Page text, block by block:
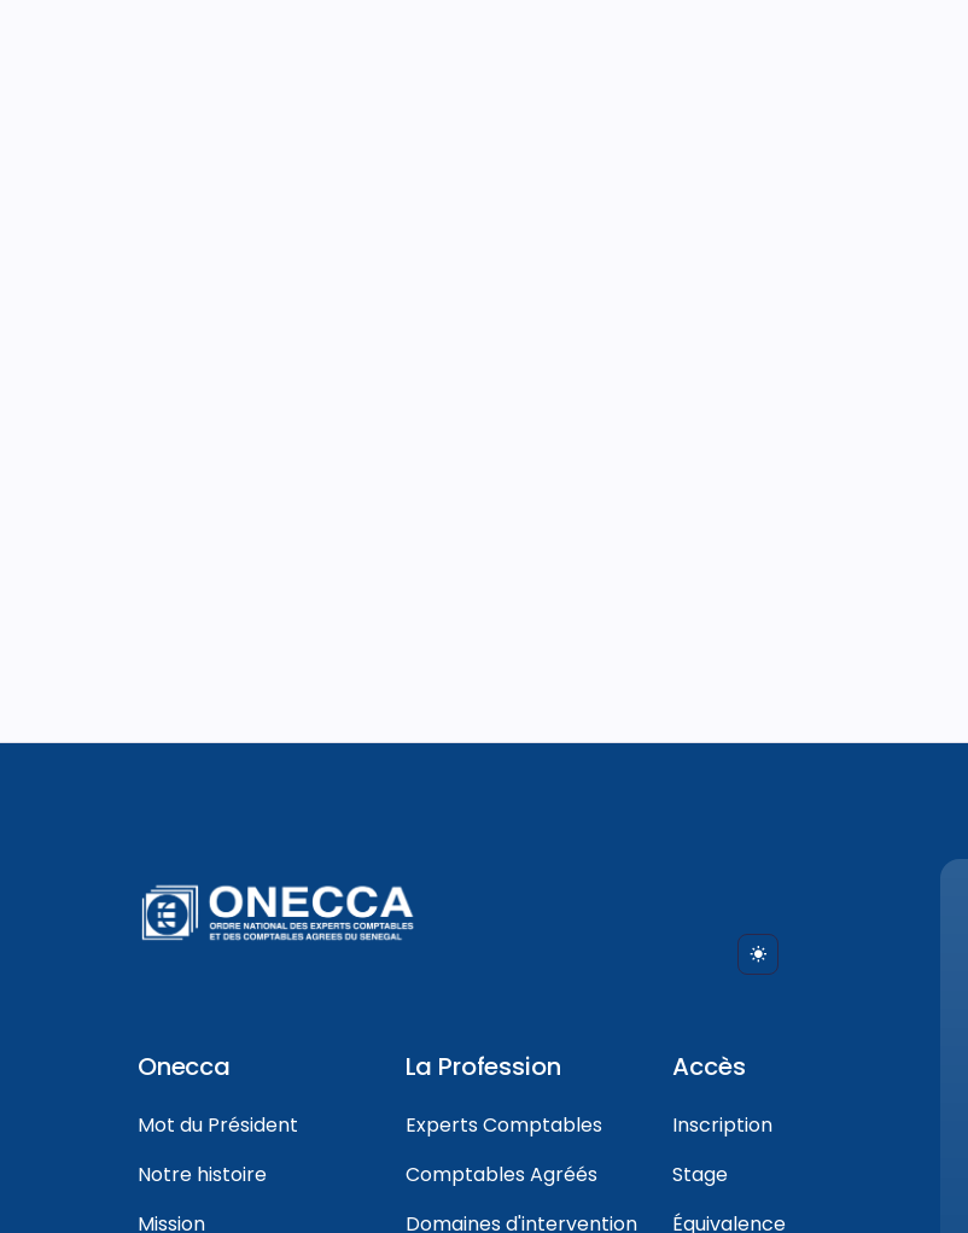
Onecca
Mot du Président
Notre histoire
Mission
La Profession
Experts Comptables
Comptables Agréés
Domaines d'intervention
Accès
Inscription
Stage
Équivalence